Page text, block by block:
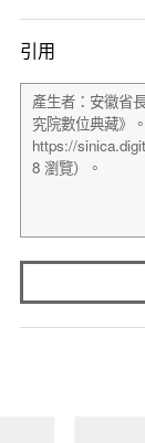
引用